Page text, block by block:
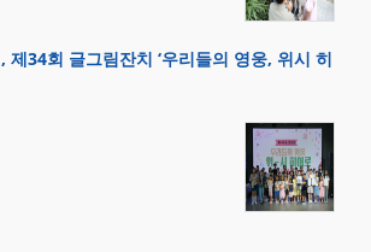
제34회 글그림잔치 ‘우리들의 영웅, 위시 히